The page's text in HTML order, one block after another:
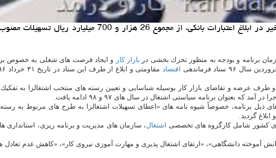
برنامه و بودجه به منظور تحرك بخشی در بازار كار
و ایجاد فرصت های شغلی به خصوص
اقتصاد
كه بعنوان برنامه سیاستی اشتغال در سال های ۹۷ و ۹۸ ادامه یافت.
ذیل برنامه، خصوصاً شیوه نامه های «اعطای تسهیلات اشتغالزا به طرح های مربوط به
گردید.
های كشور شامل كارگروه های تخصصی
اشتغال، سازمان های مدیریت و برنامه ریزی، استانداری
دانشگاهی»، «ارتقای اشتغال پذیری و مهارت آموزی نیروی كار»، «كاهش عدم تعادل